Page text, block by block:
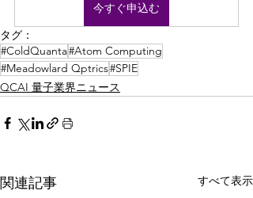
今すぐ申込む
タグ：
#ColdQuanta#Atom Computing
#Meadowlard Qptrics#SPIE
QCAI 量子業界ニュース
関連記事 すべて表示